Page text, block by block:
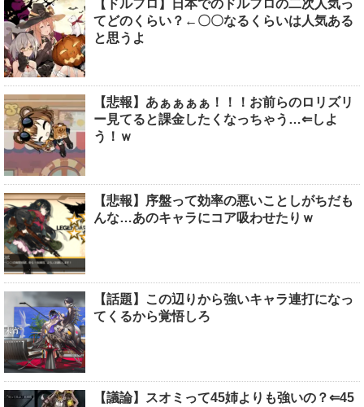
【ドルフロ】日本でのドルフロの二次人気っ
てどのくらい？←〇〇なるくらいは人気ある
と思うよ
【悲報】あぁぁぁぁ！！！お前らのロリズリ
ー見てると課金したくなっちゃう…⇐しよ
う！ｗ
【悲報】序盤って効率の悪いことしがちだも
んな…あのキャラにコア吸わせたりｗ
【話題】この辺りから強いキャラ連打になっ
てくるから覚悟しろ
【議論】スオミって45姉よりも強いの？⇐45